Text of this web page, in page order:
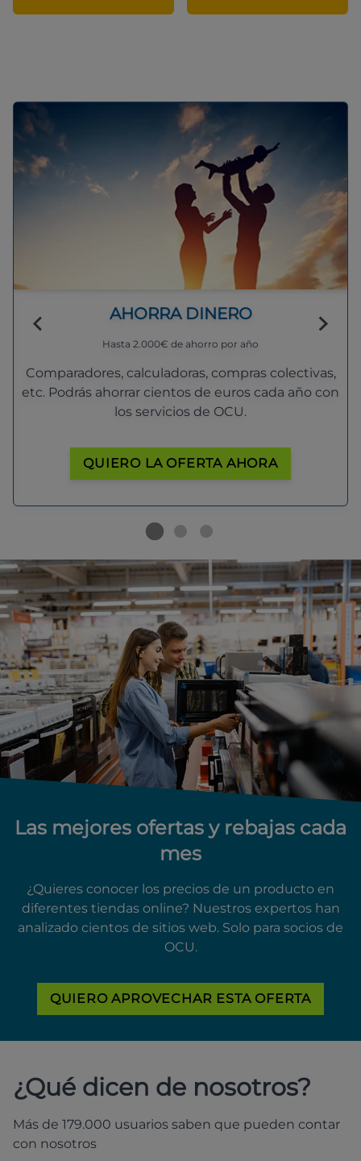
AHORRA DINERO
Hasta 2.000€ de ahorro por año
Comparadores, calculadoras, compras colectivas,
etc. Podrás ahorrar cientos de euros cada año con
los servicios de OCU.
QUIERO LA OFERTA AHORA
Las mejores ofertas y rebajas cada
mes
¿Quieres conocer los precios de un producto en
diferentes tiendas online? Nuestros expertos han
analizado cientos de sitios web. Solo para socios de
OCU.
QUIERO APROVECHAR ESTA OFERTA
¿Qué dicen de nosotros?
Más de 179.000 usuarios saben que pueden contar
con nosotros